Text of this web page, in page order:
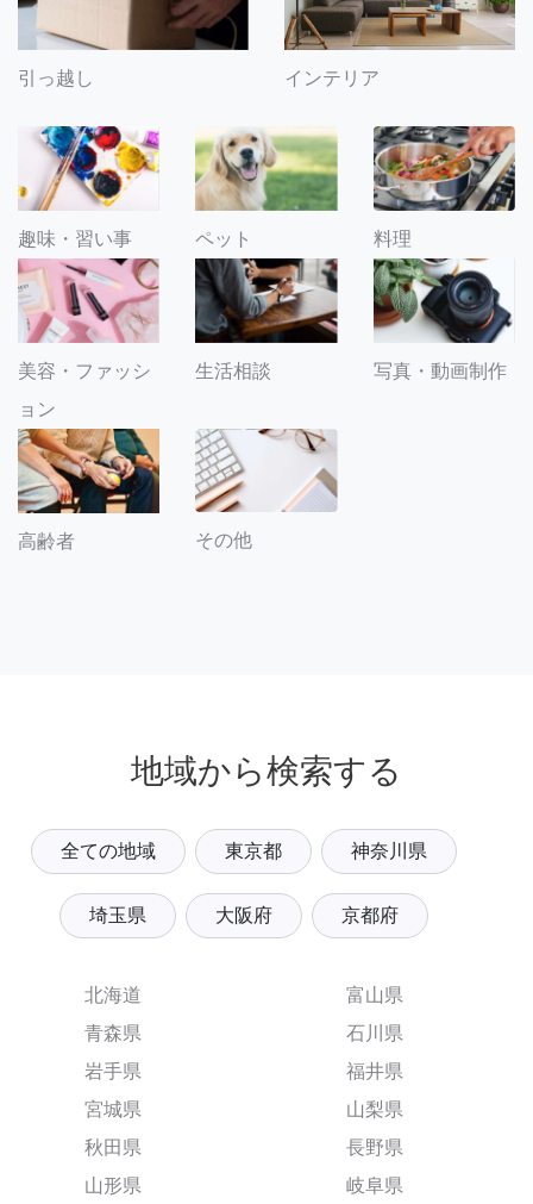
引っ越し インテリア
趣味・習い事 ペット 料理
美容・ファッシ
ョン
生活相談 写真・動画制作
高齢者 その他
地域から検索する
全ての地域 東京都 神奈川県
埼玉県 大阪府 京都府
北海道
青森県
岩手県
宮城県
秋田県
山形県
富山県
石川県
福井県
山梨県
長野県
岐阜県